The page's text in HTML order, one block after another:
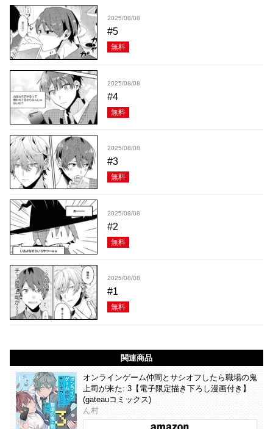
2025/08/08
#5
無料
2025/08/08
#4
無料
2025/08/08
#3
無料
2025/08/08
#2
無料
2025/08/08
#1
無料
関連商品
オンラインゲーム仲間とサシオフしたら職場の鬼
上司が来た: 3【電子限定描き下ろし漫画付き】
(gateauコミックス)
ん村